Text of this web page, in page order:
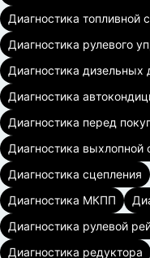
Диагностика топливной
Диагностика рулевого
Диагностика дизельных
Диагностика
Диагностика перед
Диагностика выхлопной
Диагностика сцепления
Диагностика МКПП
Диагностика рулевой
Диагностика редуктора